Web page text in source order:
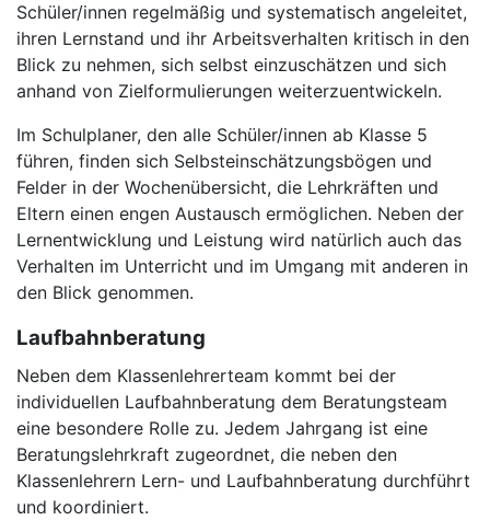
Schüler/innen regelmäßig und systematisch angeleitet,
ihren Lernstand und ihr Arbeitsverhalten kritisch in den
Blick zu nehmen, sich selbst einzuschätzen und sich
anhand von Zielformulierungen weiterzuentwickeln.
Im Schulplaner, den alle Schüler/innen ab Klasse 5
führen, finden sich Selbsteinschätzungsbögen und
Felder in der Wochenübersicht, die Lehrkräften und
Eltern einen engen Austausch ermöglichen. Neben der
Lernentwicklung und Leistung wird natürlich auch das
Verhalten im Unterricht und im Umgang mit anderen in
den Blick genommen.
Laufbahnberatung
Neben dem Klassenlehrerteam kommt bei der
individuellen Laufbahnberatung dem Beratungsteam
eine besondere Rolle zu. Jedem Jahrgang ist eine
Beratungslehrkraft zugeordnet, die neben den
Klassenlehrern Lern- und Laufbahnberatung durchführt
und koordiniert.